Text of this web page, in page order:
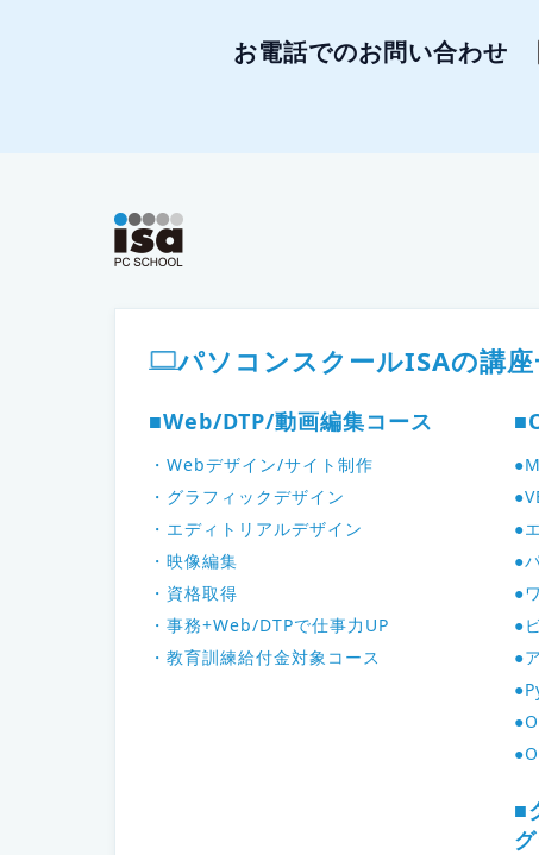
お電話でのお問い合わせ
パソコンスクールISAの講座
■Web/DTP/動画編集コース
・Webデザイン/サイト制作
・グラフィックデザイン
・エディトリアルデザイン
・映像編集
・資格取得
・事務+Web/DTPで仕事力UP
・教育訓練給付金対象コース
●
●
●
●
●
■